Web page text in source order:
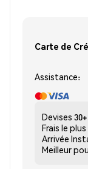
Carte de
Assistance:
Devises 30+
Frais le
Arrivée
Meilleur